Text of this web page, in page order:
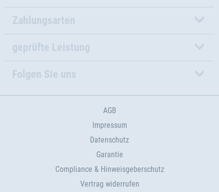
Zahlungsarten
geprüfte Leistung
Folgen Sie uns
AGB
Impressum
Datenschutz
Garantie
Compliance & Hinweisgeberschutz
Vertrag widerrufen